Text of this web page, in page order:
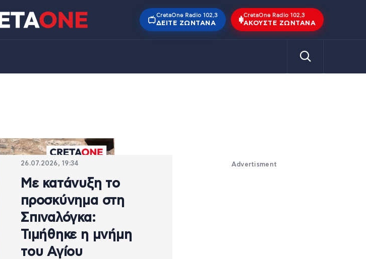
CretaOne Radio 102,3
ΔΕΊΤΕ ΖΩΝΤΑΝΆ
CretaOne Radio 102,3
ΑΚΟΎΣΤΕ ΖΩΝΤΑΝΆ
26.07.2026, 19:34
Με κατάνυξη το
προσκύνημα στη
Σπιναλόγκα:
Τιμήθηκε η μνήμη
του Αγίου
Advertisment